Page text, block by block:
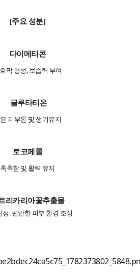
[주요 성분]
다이메티콘
막 형성, 보습력 부여
글루타티온
피부톤 및 생기유지
토코페롤
촉촉함 및 활력 유지
리카리아꽃추출물
정, 편안한 피부 환경 조성